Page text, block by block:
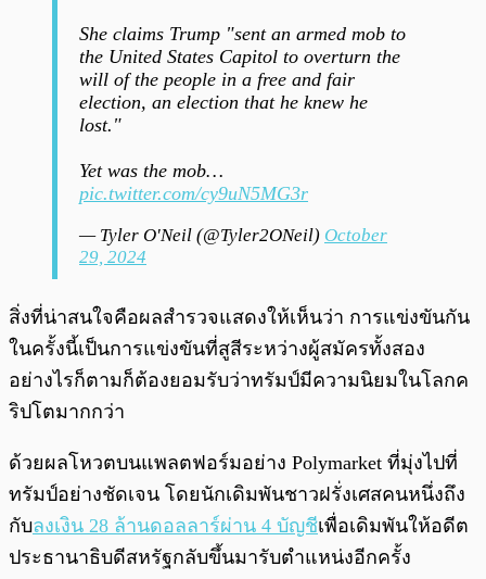
She claims Trump "sent an armed mob to
the United States Capitol to overturn the
will of the people in a free and fair
election, an election that he knew he
lost."
Yet was the mob…
pic.twitter.com/cy9uN5MG3r
— Tyler O'Neil (@Tyler2ONeil) October
29, 2024
สิ่งที่น่าสนใจคือผลสำรวจแสดงให้เห็นว่า การแข่งขันกัน
ในครั้งนี้เป็นการแข่งขันที่สูสีระหว่างผู้สมัครทั้งสอง
อย่างไรก็ตามก็ต้องยอมรับว่าทรัมป์มีความนิยมในโลกค
ริปโตมากกว่า
ด้วยผลโหวตบนแพลตฟอร์มอย่าง Polymarket ที่มุ่งไปที่
ทรัมป์อย่างชัดเจน โดยนักเดิมพันชาวฝรั่งเศสคนหนึ่งถึง
กับลงเงิน 28 ล้านดอลลาร์ผ่าน 4 บัญชีเพื่อเดิมพันให้อดีต
ประธานาธิบดีสหรัฐกลับขึ้นมารับตำแหน่งอีกครั้ง